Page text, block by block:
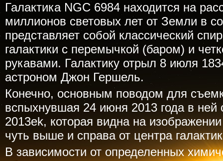
Галактика NGC 6984 находится на
миллионов световых лет от Земли в
представляет собой классический
галактики с перемычкой (баром) и
рукавами. Галактику отрыл 8 июля
астроном Джон Гершель.
Конечно, основным поводом для
вспыхнувшая 24 июня 2013 года в ней
2013ek, которая видна на
чуть выше и справа от центра
В зависимости от определенных